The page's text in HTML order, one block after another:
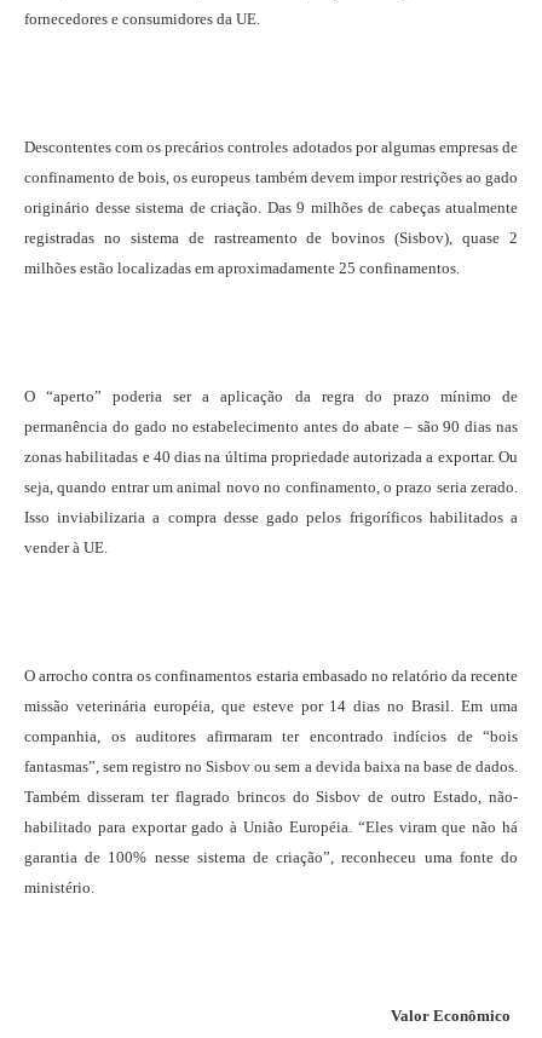
fornecedores e consumidores da UE.
Descontentes com os precários controles adotados por algumas empresas de
confinamento de bois, os europeus também devem impor restrições ao gado
originário desse sistema de criação. Das 9 milhões de cabeças atualmente
registradas no sistema de rastreamento de bovinos (Sisbov), quase 2
milhões estão localizadas em aproximadamente 25 confinamentos.
O “aperto” poderia ser a aplicação da regra do prazo mínimo de
permanência do gado no estabelecimento antes do abate – são 90 dias nas
zonas habilitadas e 40 dias na última propriedade autorizada a exportar. Ou
seja, quando entrar um animal novo no confinamento, o prazo seria zerado.
Isso inviabilizaria a compra desse gado pelos frigoríficos habilitados a
vender à UE.
O arrocho contra os confinamentos estaria embasado no relatório da recente
missão veterinária européia, que esteve por 14 dias no Brasil. Em uma
companhia, os auditores afirmaram ter encontrado indícios de “bois
fantasmas”, sem registro no Sisbov ou sem a devida baixa na base de dados.
Também disseram ter flagrado brincos do Sisbov de outro Estado, não-
habilitado para exportar gado à União Européia. “Eles viram que não há
garantia de 100% nesse sistema de criação”, reconheceu uma fonte do
ministério.
Valor Econômico